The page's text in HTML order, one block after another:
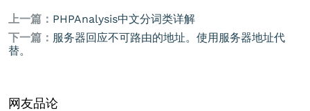
上一篇： PHPAnalysis中文分词类详解
下一篇： 服务器回应不可路由的地址。使用服务器地址代
替。
网友品论